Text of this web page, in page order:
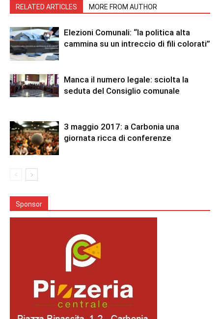
RELATED ARTICLES MORE FROM AUTHOR
Elezioni Comunali: “la politica alta
cammina su un intreccio di fili colorati”
Manca il numero legale: sciolta la
seduta del Consiglio comunale
3 maggio 2017: a Carbonia una
giornata ricca di conferenze
Sponsor